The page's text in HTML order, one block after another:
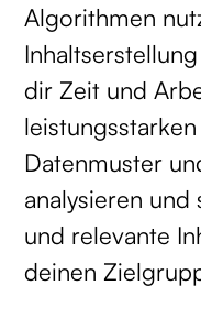
Algorithmen
dir Zeit und
Datenmuster
analysieren
und relevante
deinen